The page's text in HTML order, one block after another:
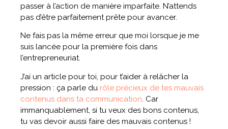
passer à l’action de manière imparfaite. N’attends
pas d’être parfaitement prête pour avancer.
Ne fais pas la même erreur que moi lorsque je me
suis lancée pour la première fois dans
l’entrepreneuriat.
J’ai un article pour toi, pour t’aider à relâcher la
pression : ça parle du rôle précieux de tes mauvais
contenus dans ta communication. Car
immanquablement, si tu veux des bons contenus,
tu vas devoir aussi faire des mauvais contenus !